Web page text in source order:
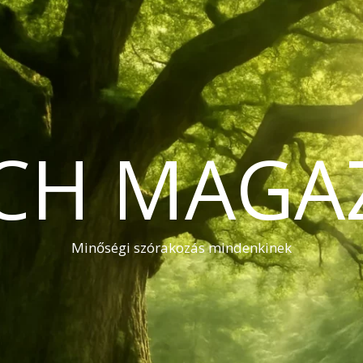
Minőségi szórakozás mindenkinek